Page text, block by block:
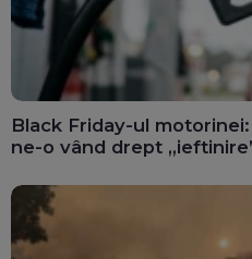
Black Friday-ul
ne-o vând drept